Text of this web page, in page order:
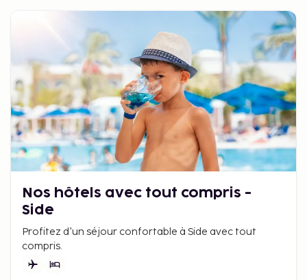
Nos hôtels avec tout compris -
Side
Profitez d'un séjour confortable à Side avec tout
compris.